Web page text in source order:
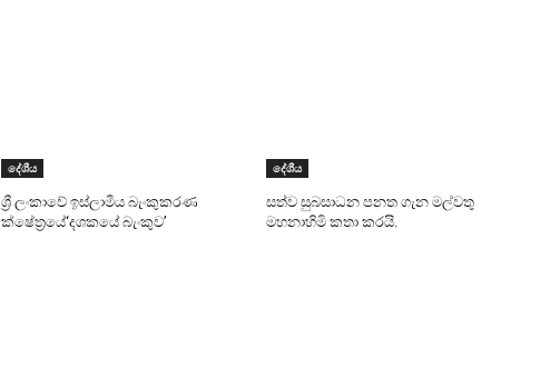
දේශීය
ශ්‍රී ලංකාවේ ඉස්ලාමීය බැංකුකරණ
ක්ෂේත්‍රයේ‘දශකයේ බැංකුව’
දේශීය
සත්ව සුබසාධන පනත ගැන මල්වතු
මහනාහිමි කතා කරයි.